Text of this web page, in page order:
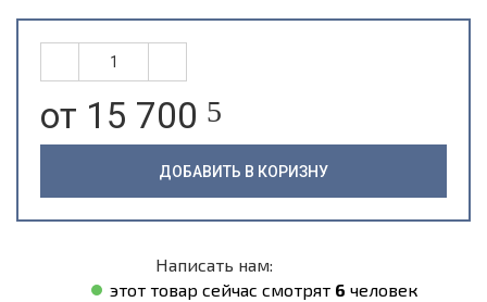
от 15 700 5
ДОБАВИТЬ В КОРИЗНУ
Написать нам:
этот товар сейчас смотрят 6 человек